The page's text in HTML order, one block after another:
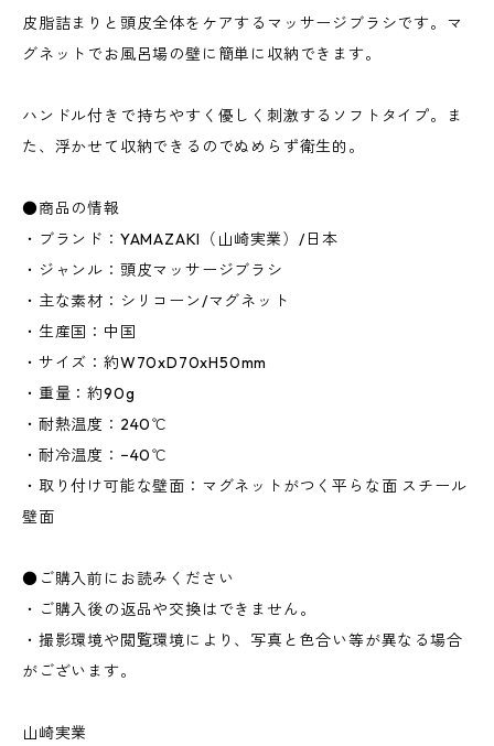
皮脂詰まりと頭皮全体をケアするマッサージブラシです。マ
グネットでお風呂場の壁に簡単に収納できます。
ハンドル付きで持ちやすく優しく刺激するソフトタイプ。ま
た、浮かせて収納できるのでぬめらず衛生的。
●商品の情報
・ブランド：YAMAZAKI（山崎実業）/日本
・ジャンル：頭皮マッサージブラシ
・主な素材：シリコーン/マグネット
・生産国：中国
・サイズ：約W70xD70xH50mm
・重量：約90g
・耐熱温度：240℃
・耐冷温度：−40℃
・取り付け可能な壁面：マグネットがつく平らな面 スチール
壁面
●ご購入前にお読みください
・ご購入後の返品や交換はできません。
・撮影環境や閲覧環境により、写真と色合い等が異なる場合
がございます。
山崎実業